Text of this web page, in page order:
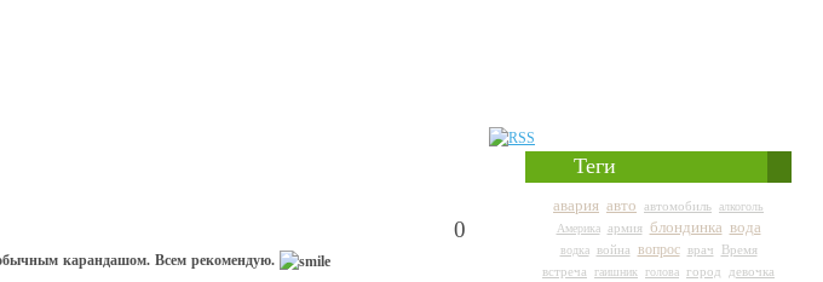
0
карандашом. Всем рекомендую.
Теги
авария авто автомобиль алкоголь
Америка армия блондинка вода
водка война вопрос врач Время
встреча гаишник голова город девочка